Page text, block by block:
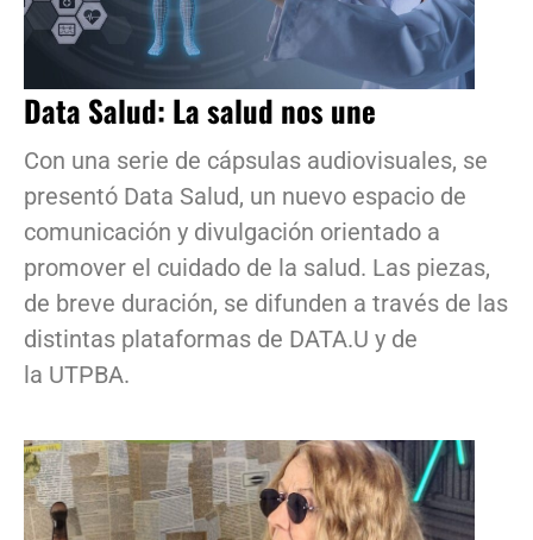
Data Salud: La salud nos une
Con una serie de cápsulas audiovisuales, se
presentó Data Salud, un nuevo espacio de
comunicación y divulgación orientado a
promover el cuidado de la salud. Las piezas,
de breve duración, se difunden a través de las
distintas plataformas de DATA.U y de
la UTPBA.